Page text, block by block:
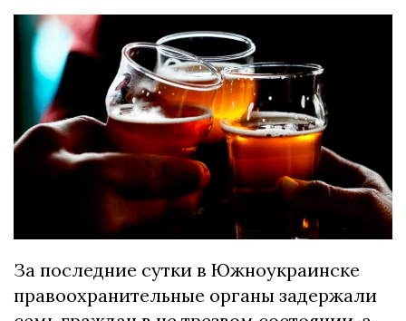
За последние сутки в Южноукраинске
правоохранительные органы задержали